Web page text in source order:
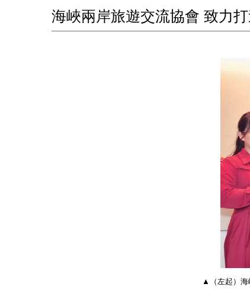
海峽兩岸旅遊交流協會 致力
▲（左起）海